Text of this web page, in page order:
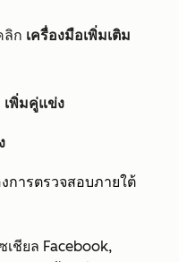
ลิก เครื่องมือเพิ่มเติม
เพิ่มคู่แข่ง
การตรวจสอบภายใต้
ชียล Facebook,